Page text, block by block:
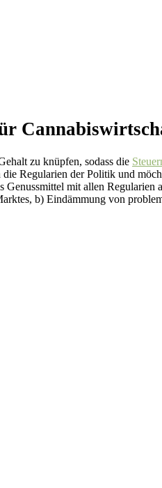
zu knüpfen, sodass die
Regularien der Politik und
mit allen
b) Eindämmung von